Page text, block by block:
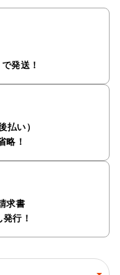
発送！
払い）
略！
求書
行！